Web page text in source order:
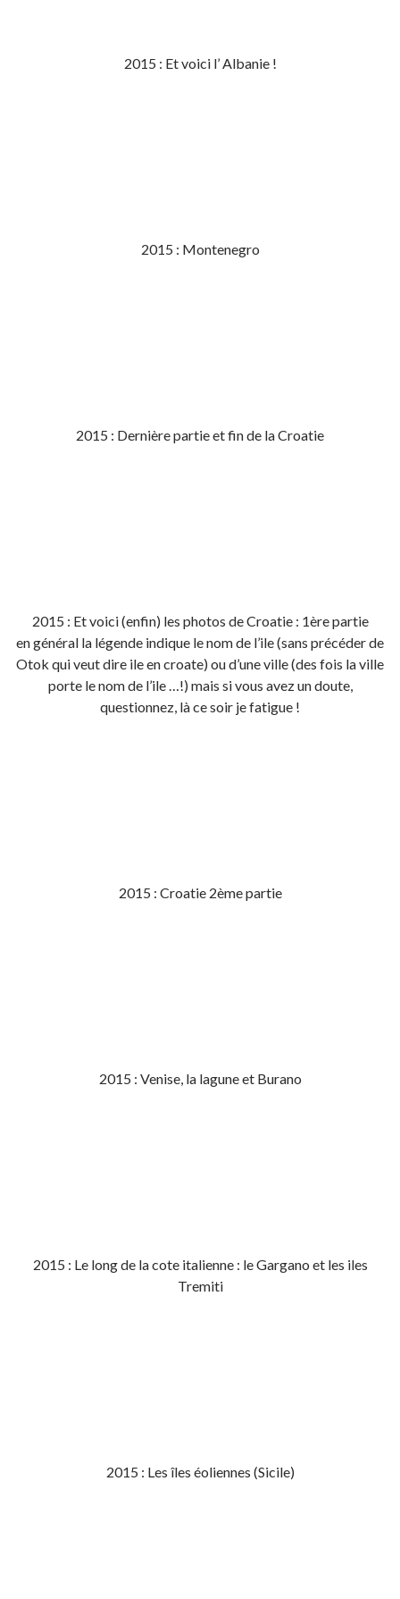
2015 : Et voici l’ Albanie !
2015 : Montenegro
2015 : Dernière partie et fin de la Croatie
2015 : Et voici (enfin) les photos de Croatie : 1ère partie
en général la légende indique le nom de l’ile (sans précéder de
Otok qui veut dire ile en croate) ou d’une ville (des fois la ville
porte le nom de l’ile …!) mais si vous avez un doute,
questionnez, là ce soir je fatigue !
2015 : Croatie 2ème partie
2015 : Venise, la lagune et Burano
2015 : Le long de la cote italienne : le Gargano et les iles
Tremiti
2015 : Les îles éoliennes (Sicile)